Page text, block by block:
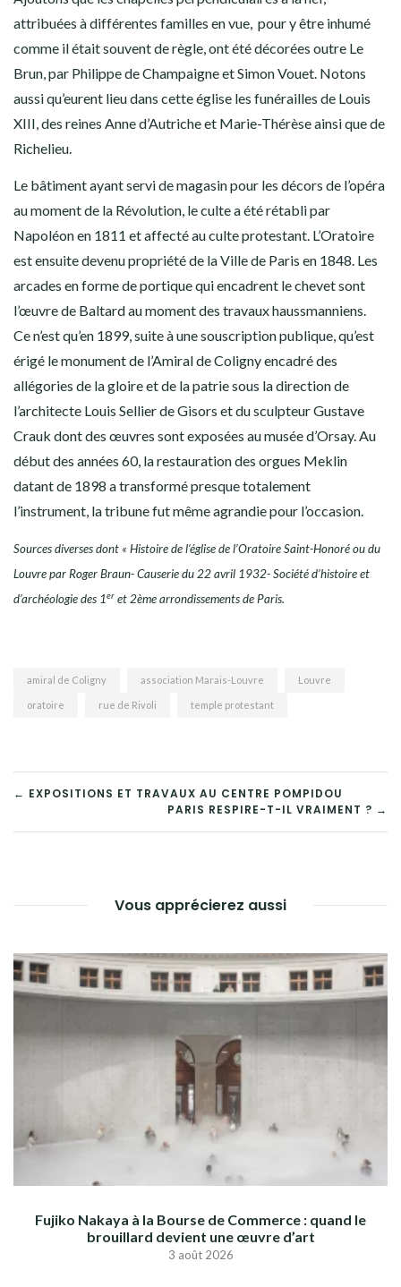
attribuées à différentes familles en vue, pour y être inhumé
comme il était souvent de règle, ont été décorées outre Le
Brun, par Philippe de Champaigne et Simon Vouet. Notons
aussi qu’eurent lieu dans cette église les funérailles de Louis
XIII, des reines Anne d’Autriche et Marie-Thérèse ainsi que de
Richelieu.
Le bâtiment ayant servi de magasin pour les décors de l’opéra
au moment de la Révolution, le culte a été rétabli par
Napoléon en 1811 et affecté au culte protestant. L’Oratoire
est ensuite devenu propriété de la Ville de Paris en 1848. Les
arcades en forme de portique qui encadrent le chevet sont
l’œuvre de Baltard au moment des travaux haussmanniens.
Ce n’est qu’en 1899, suite à une souscription publique, qu’est
érigé le monument de l’Amiral de Coligny encadré des
allégories de la gloire et de la patrie sous la direction de
l’architecte Louis Sellier de Gisors et du sculpteur Gustave
Crauk dont des œuvres sont exposées au musée d’Orsay. Au
début des années 60, la restauration des orgues Meklin
datant de 1898 a transformé presque totalement
l’instrument, la tribune fut même agrandie pour l’occasion.
Sources diverses dont « Histoire de l’églisede l’Oratoire Saint-Honoré ou du
Louvre par Roger Braun- Causerie du 22 avril 1932- Société d’histoire et
d’archéologie des 1er et 2ème arrondissements de Paris.
amiral de Coligny association Marais-Louvre Louvre
oratoire rue de Rivoli temple protestant
NAVIGATION
DE
← EXPOSITIONS ET TRAVAUX AU CENTRE POMPIDOU
PARIS RESPIRE-T-IL VRAIMENT ? →
Vous apprécierez aussi
Fujiko Nakaya à la Bourse de Commerce : quand le
brouillard devient une œuvre d’art
3 août 2026